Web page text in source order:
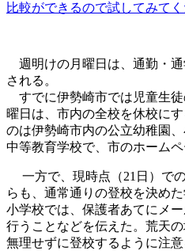
比較ができるので試してみて
週明けの月曜日は、通勤・
される。
すでに伊勢崎市では児童生徒
曜日は、市内の全校を休校に
のは伊勢崎市内の公立幼稚園
中等教育学校で、市のホーム
一方で、現時点（21日）で
らも、通常通りの登校を決め
小学校では、保護者あてにメ
行うことなどを伝えた。荒天
無理せずに登校するように注